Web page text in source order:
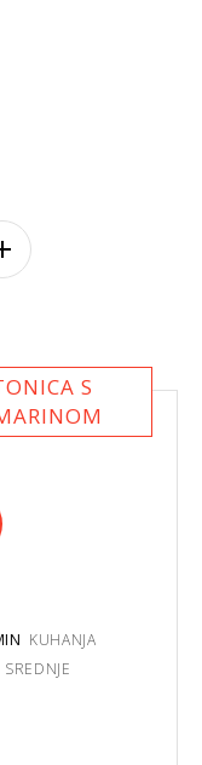
S
KUHANJA
SREDNJE